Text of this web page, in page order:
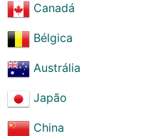
Canadá
Bélgica
Austrália
Japão
China